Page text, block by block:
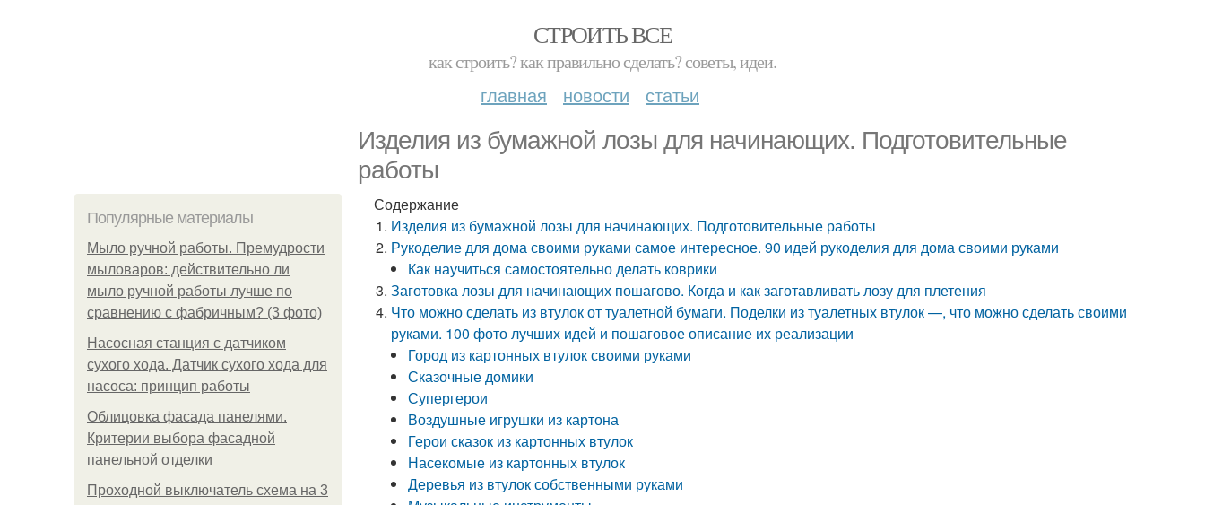
СТРОИТЬ ВСЕ
как строить? как правильно сделать? советы, идеи.
главная новости статьи
Изделия из бумажной лозы для начинающих. Подготовительные
работы
Популярные материалы
Мыло ручной работы. Премудрости
мыловаров: действительно ли
мыло ручной работы лучше по
сравнению с фабричным? (3 фото)
Насосная станция с датчиком
сухого хода. Датчик сухого хода для
насоса: принцип работы
Облицовка фасада панелями.
Критерии выбора фасадной
панельной отделки
Проходной выключатель схема на 3
Содержание
Изделия из бумажной лозы для начинающих. Подготовительные работы
Рукоделие для дома своими руками самое интересное. 90 идей рукоделия для дома своими руками
Как научиться самостоятельно делать коврики
Заготовка лозы для начинающих пошагово. Когда и как заготавливать лозу для плетения
Что можно сделать из втулок от туалетной бумаги. Поделки из туалетных втулок —, что можно сделать своими
руками. 100 фото лучших идей и пошаговое описание их реализации
Город из картонных втулок своими руками
Сказочные домики
Супергерои
Воздушные игрушки из картона
Герои сказок из картонных втулок
Насекомые из картонных втулок
Деревья из втулок собственными руками